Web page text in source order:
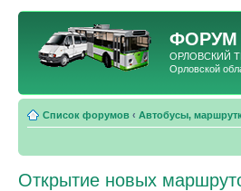
ФОРУМ
ОРЛОВСКИЙ
Орловской
Список форумов ‹ Автобусы,
Открытие новых